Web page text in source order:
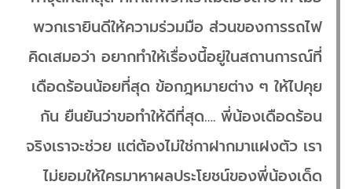
พวกเรายินดีให้ความร่วมมือ ส่วนของการรถไฟ
คิดเสมอว่า อยากทำให้เรื่องนี้อยู่ในสถานการณ์ที่
เดือดร้อนน้อยที่สุด ข้อกฎหมายต่าง ๆ ให้ไปคุย
กัน ยืนยันว่าขอทำให้ดีที่สุด…. พี่น้องเดือดร้อน
จริงเราจะช่วย แต่ต้องไม่ใช่กาฝากมาแฝงตัว เรา
ไม่ยอมให้ใครมาหาผลประโยชน์ของพี่น้องเด็ด